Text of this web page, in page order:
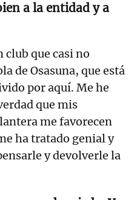
a la entidad y a
club que casi no
de Osasuna, que está
por aquí. Me he
que mis
me favorecen
ha tratado genial y
y devolverle la